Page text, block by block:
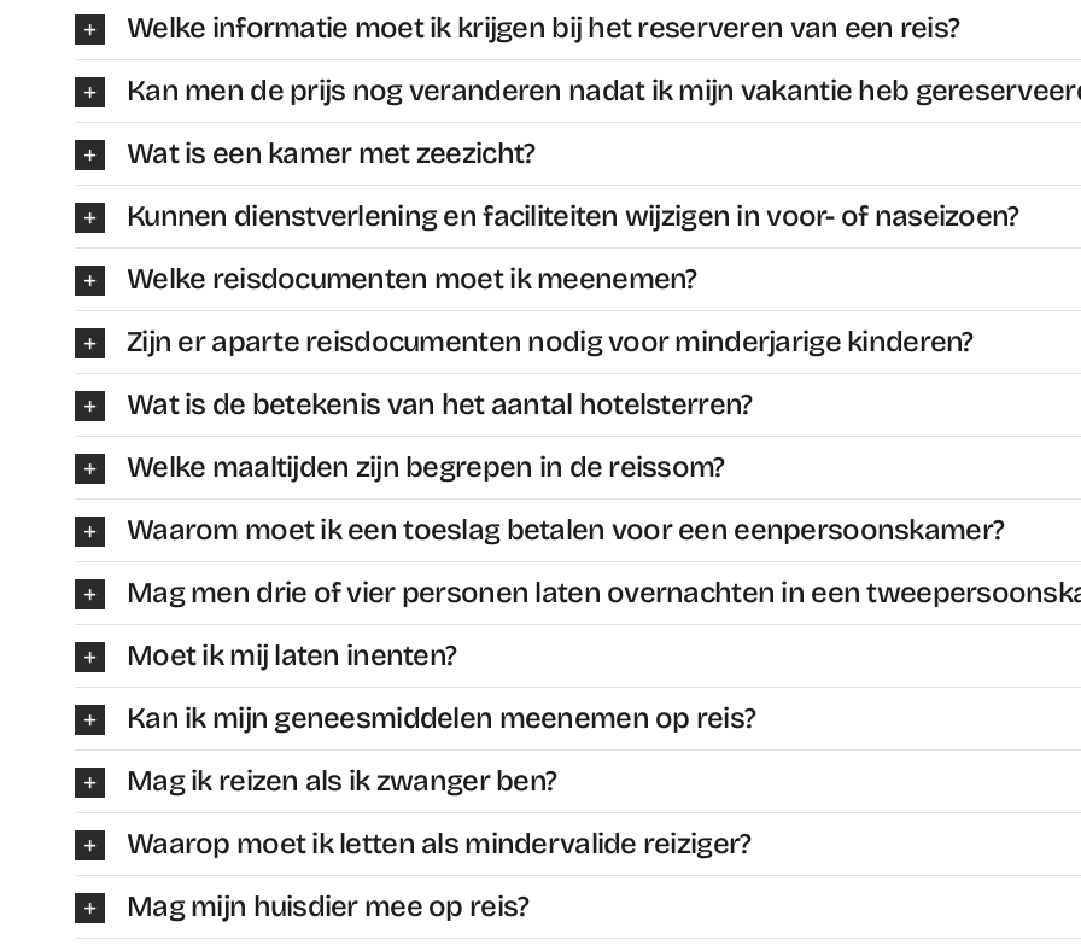
Welke informatie moet ik krijgen bij het reserveren van een reis?
Kan men de prijs nog veranderen nadat ik mijn vakantie heb
Wat is een kamer met zeezicht?
Kunnen dienstverlening en faciliteiten wijzigen in voor- of naseizoen?
Welke reisdocumenten moet ik meenemen?
Zijn er aparte reisdocumenten nodig voor minderjarige kinderen?
Wat is de betekenis van het aantal hotelsterren?
Welke maaltijden zijn begrepen in de reissom?
Waarom moet ik een toeslag betalen voor een eenpersoonskamer?
Mag men drie of vier personen laten overnachten in een
Moet ik mij laten inenten?
Kan ik mijn geneesmiddelen meenemen op reis?
Mag ik reizen als ik zwanger ben?
Waarop moet ik letten als mindervalide reiziger?
Mag mijn huisdier mee op reis?